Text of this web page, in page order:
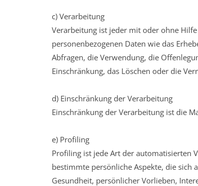
c) Verarbeitung
Verarbeitung ist jeder mit oder ohne
personenbezogenen Daten wie das
Abfragen, die Verwendung, die
Einschränkung, das Löschen oder die
d) Einschränkung der Verarbeitung
Einschränkung der Verarbeitung ist die
e) Profiling
Profiling ist jede Art der automatisierten
bestimmte persönliche Aspekte, die sich
Gesundheit, persönlicher Vorlieben,